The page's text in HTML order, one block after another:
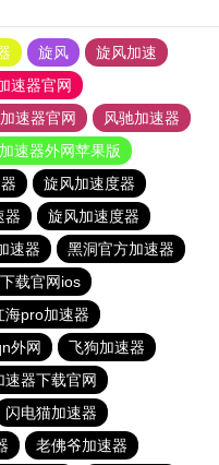
旋风
旋风加速
速器官网
速器官网
风驰加速器
速器外网苹果版
旋风加速度器
器
旋风加速度器
速器
黑洞官方加速器
载官网ios
海pro加速器
外网
飞狗加速器
速器下载官网
闪电猫加速器
老佛爷加速器